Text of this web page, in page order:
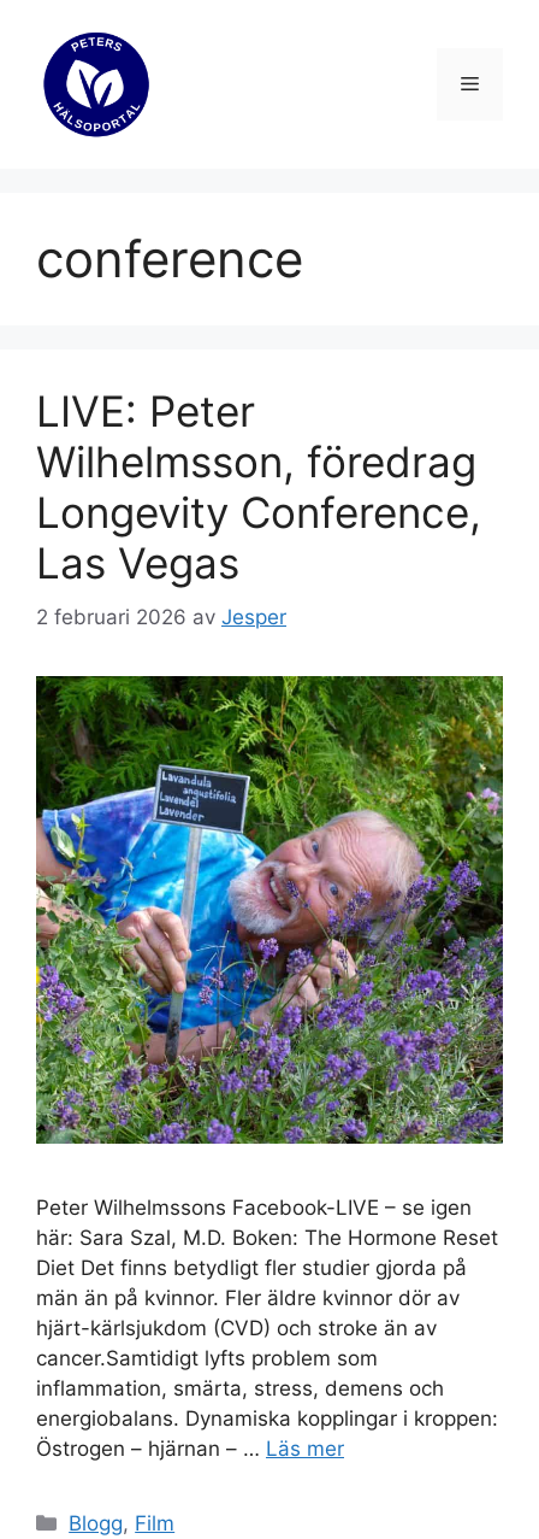
innehåll
Meny
conference
LIVE: Peter
Wilhelmsson, föredrag
Longevity Conference,
Las Vegas
2 februari 2026 av Jesper
Peter Wilhelmssons Facebook-LIVE – se igen
här: Sara Szal, M.D. Boken: The Hormone Reset
Diet Det finns betydligt fler studier gjorda på
män än på kvinnor. Fler äldre kvinnor dör av
hjärt-kärlsjukdom (CVD) och stroke än av
cancer.Samtidigt lyfts problem som
inflammation, smärta, stress, demens och
energiobalans. Dynamiska kopplingar i kroppen:
Östrogen – hjärnan – … Läs mer
Kategorier
Blogg, Film